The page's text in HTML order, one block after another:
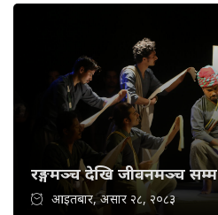
रङ्गमञ्च देखि जीवनमञ्च सम्म
आइतबार, असार २८, २०८३